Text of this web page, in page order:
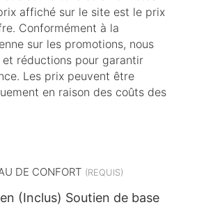
affiché sur le site est le prix
Conformément à la
sur les promotions, nous
et réductions pour garantir
Les prix peuvent être
en raison des coûts des
DE CONFORT
(Inclus) Soutien de base